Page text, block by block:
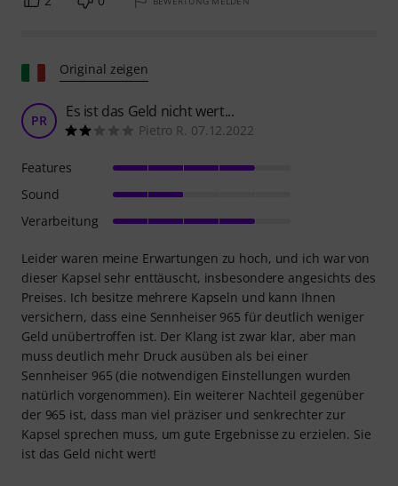
Original zeigen
PR Es ist das Geld nicht wert...
Pietro R. 07.12.2022
Leider waren meine Erwartungen zu hoch, und ich war von
dieser Kapsel sehr enttäuscht, insbesondere angesichts des
Preises. Ich besitze mehrere Kapseln und kann Ihnen
versichern, dass eine Sennheiser 965 für deutlich weniger
Geld unübertroffen ist. Der Klang ist zwar klar, aber man
muss deutlich mehr Druck ausüben als bei einer
Sennheiser 965 (die notwendigen Einstellungen wurden
natürlich vorgenommen). Ein weiterer Nachteil gegenüber
der 965 ist, dass man viel präziser und senkrechter zur
Kapsel sprechen muss, um gute Ergebnisse zu erzielen. Sie
ist das Geld nicht wert!
Features
Sound
Verarbeitung